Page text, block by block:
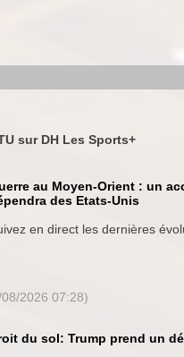
sur DH Les Sports+
au Moyen-Orient : un
des Etats-Unis
en direct les dernières
2026 07:28)
du sol: Trump prend un